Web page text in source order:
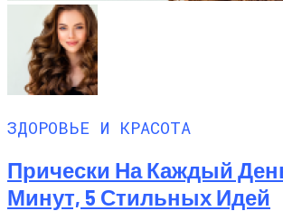
ЗДОРОВЬЕ И КРАСОТА
Прически На Каждый
Минут, 5 Стильных Идей